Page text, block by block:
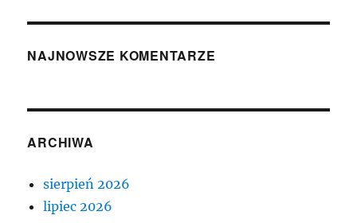
NAJNOWSZE KOMENTARZE
ARCHIWA
sierpień 2026
lipiec 2026